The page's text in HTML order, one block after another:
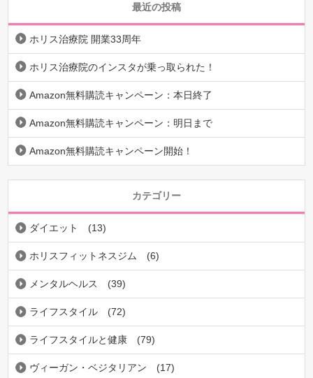
最近の投稿
ホリス治療院 開業33周年
ホリス治療院のインスタが乗っ取られた！
Amazon無料購読キャンペーン：本日終了
Amazon無料購読キャンペーン：明日まで
Amazon無料購読キャンペーン開始！
カテゴリー
ダイエット (13)
ホリスフィットネスジム (6)
メンタルヘルス (39)
ライフスタイル (72)
ライフスタイルと健康 (79)
ヴィーガン・ベジタリアン (17)